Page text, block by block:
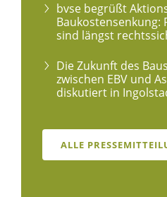
bvse begrüßt
Baukostensenkung:
sind längst
Die Zukunft des
zwischen EBV und
diskutiert in
ALLE